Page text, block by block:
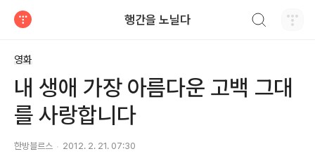
행간을 노닐다
영화
내 생애 가장 아름다운 고백 그대
를 사랑합니다
한방블르스 2012. 2. 21. 07:30